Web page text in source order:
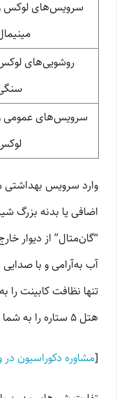
سرویس‌های لوکس
روشویی‌های
سرویس‌های عمومی
وارد سرویس
اضافی یا بدنه بزرگ
“گان‌متال” از دیوار
آب به‌آرامی و با
تنها نظافت کابینت
هتل ۵ ستاره را به شما می‌دهد.
[مشاوره دکوراسیون